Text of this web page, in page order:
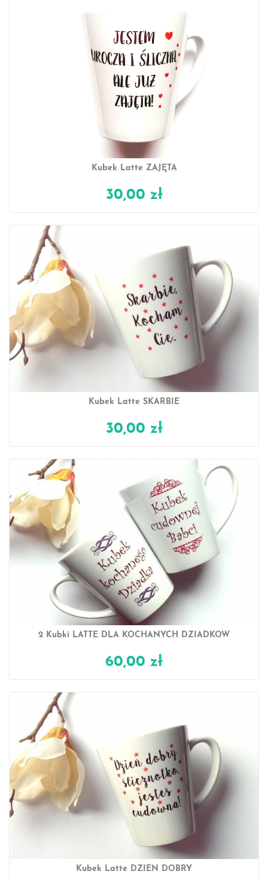
Kubek Latte ZAJĘTA
30,00 zł
Kubek Latte SKARBIE
30,00 zł
2 Kubki LATTE DLA KOCHANYCH DZIADKÓW
60,00 zł
Kubek Latte DZIEŃ DOBRY